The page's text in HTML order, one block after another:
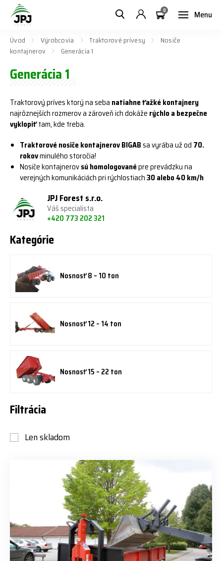
Menu
0
Úvod Výrobcovia Traktorové prívesy
Nosiče
kontajnerov
Generácia 1
Generácia 1
Traktorový príves ktorý na seba natiahneťažké kontajnery
najrôznejších rozmerov a zároveň ich dokáže rýchlo a bezpečne
vyklopiťtam, kde treba.
Traktorové nosiče kontajnerov BIGABsa vyrába už od 70.
rokovminulého storočia!
Nosiče kontajnerovsú homologovanépre prevádzku na
verejných komunikáciách pri rýchlostiach30 alebo 40 km/h
JPJ Forest s.r.o.
Váš specialista
+420 773 202 321
Kategórie
Nosnosť 8 – 10 ton
Nosnosť 12 – 14 ton
Nosnosť 15 – 22 ton
Filtrácia
Len skladom